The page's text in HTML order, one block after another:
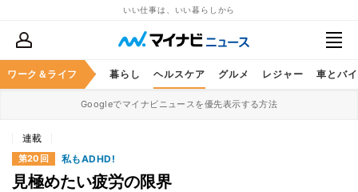
いい仕事は、いい暮らしから
ワーク＆ライフ
ススキル マネー 暮らし ヘルスケア グルメ レジャー 車とバ
Googleでマイナビニュースを優先表示する方法
連載
第20回 私もADHD!
見極めたい疲労の限界